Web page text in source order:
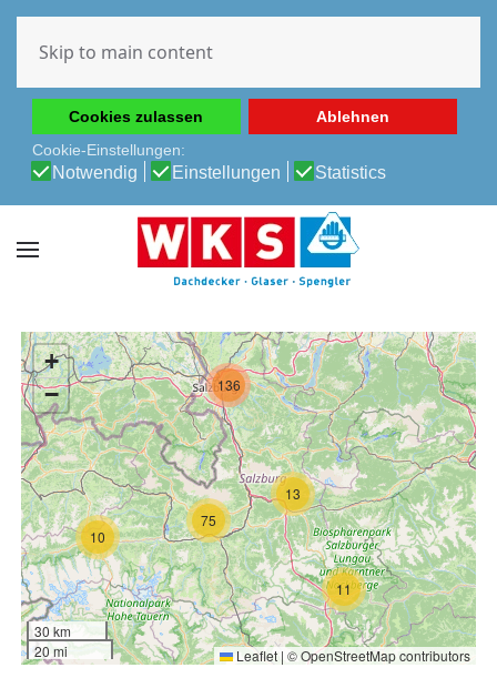
Erfahrung auf unserer Website zu ermöglichen.
Cookie-Richtlinie
Datenschutz-Bestimmungen
Cookies zulassen
Ablehnen
Cookie-Einstellungen:
Notwendig Einstellungen Statistics
Skip to main content
10
11
13
75
136
+
−
30 km
20 mi
Leaflet | ©OpenStreetMapcontributors